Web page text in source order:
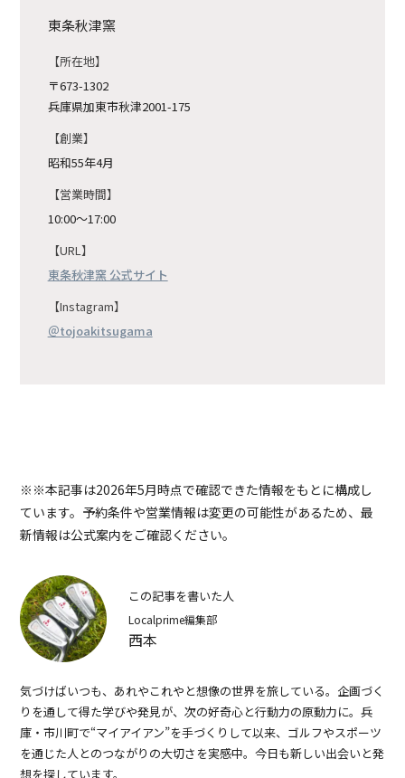
東条秋津窯
所在地
〒673-1302
兵庫県加東市秋津2001-175
創業
昭和55年4月
営業時間
10:00〜17:00
URL
東条秋津窯 公式サイト
Instagram
＠tojoakitsugama
※※本記事は2026年5月時点で確認できた情報をもとに構成し
ています。予約条件や営業情報は変更の可能性があるため、最
新情報は公式案内をご確認ください。
この記事を書いた人
Localprime編集部
西本
気づけばいつも、あれやこれやと想像の世界を旅している。企画づく
りを通して得た学びや発見が、次の好奇心と行動力の原動力に。兵
庫・市川町で“マイアイアン”を手づくりして以来、ゴルフやスポーツ
を通じた人とのつながりの大切さを実感中。今日も新しい出会いと発
想を探しています。